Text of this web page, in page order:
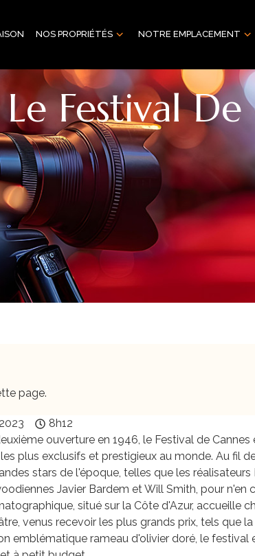
NOS PROPRIÉTÉS NOTRE EMPLACEMENT
Le Festival
page.
8h12
ouverture en 1946, le Festival de
plus exclusifs et prestigieux au monde. Au fil
stars de l'époque, telles que les
Javier Bardem et Will Smith, pour n'en
situé sur la Côte d'Azur, accueille
venus recevoir les plus grands prix, tels que
emblématique rameau d'olivier doré, le festival